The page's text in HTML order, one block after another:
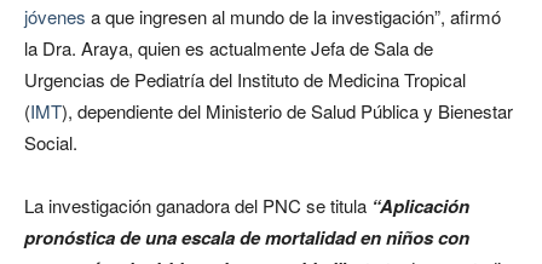
jóvenes a que ingresen al mundo de la investigación”, afirmó
la Dra. Araya, quien es actualmente Jefa de Sala de
Urgencias de Pediatría del Instituto de Medicina Tropical
(IMT), dependiente del Ministerio de Salud Pública y Bienestar
Social.
La investigación ganadora del PNC se titula “Aplicación
pronóstica de una escala de mortalidad en niños con